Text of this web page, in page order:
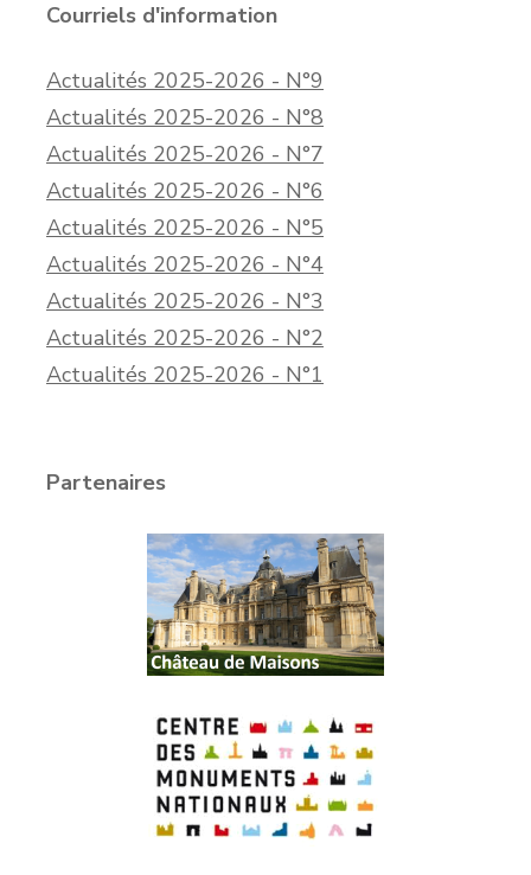
Courriels d'information
Actualités 2025-2026 - N°9
Actualités 2025-2026 - N°8
Actualités 2025-2026 - N°7
Actualités 2025-2026 - N°6
Actualités 2025-2026 - N°5
Actualités 2025-2026 - N°4
Actualités 2025-2026 - N°3
Actualités 2025-2026 - N°2
Actualités 2025-2026 - N°1
Partenaires